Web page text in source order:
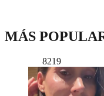
MÁS
8219